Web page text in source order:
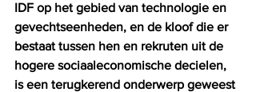
IDF op het gebied van technologie en
gevechtseenheden, en de kloof die er
bestaat tussen hen en rekruten uit de
hogere sociaaleconomische decielen,
is een terugkerend onderwerp geweest